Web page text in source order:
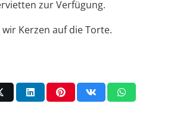
zur Verfügung.
Kerzen auf die Torte.